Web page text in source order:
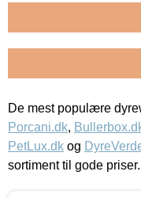
De mest populære
Porcani.dk,
PetLux.dk og
sortiment til gode priser.